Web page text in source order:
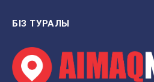
БІЗ ТУРАЛЫ